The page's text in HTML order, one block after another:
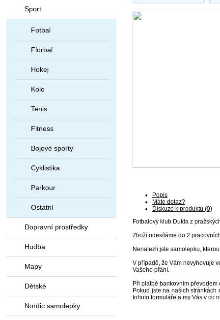
Popis
Máte dotaz?
Diskuze k produktu (0)
Fotbalový klub Dukla z
Zboží odesíláme do 2
Nenalezli jste samolepku,
V případě, že Vám nevyhovuje
Vašeho přání.
Při platbě bankovním
Pokud jste na našich
tohoto formuláře a my Vás v co
Sport
Fotbal
Florbal
Hokej
Kolo
Tenis
Fitness
Bojové sporty
Cyklistika
Parkour
Ostatní
Dopravní prostředky
Hudba
Mapy
Dětské
Nordic samolepky